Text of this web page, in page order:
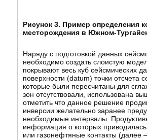
Рисунок 3. Пример определения
месторождения в Южном-
Наряду с подготовкой данных
необходимо создать слоистую
покрывают весь куб сейсмических
поверхности (datum) точки отсчета
которые были пересчитаны для
зон отсутствовали, использована
отметить что данное решение
инверсии желательно заранее
необходимые интервалы.
информация о которых
или газонефтяные контакты (далее